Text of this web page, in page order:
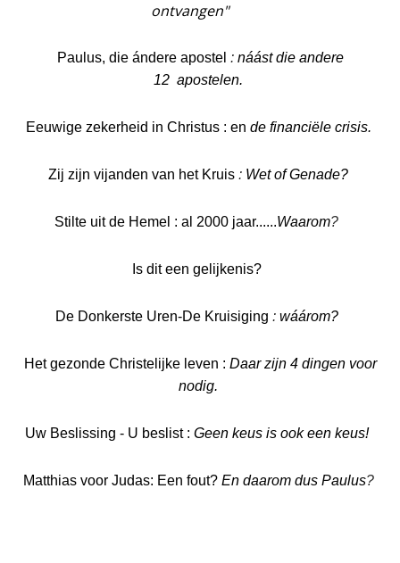
ontvangen"
Paulus, die ándere apostel : náást die andere
12 apostelen.
Eeuwige zekerheid in Christus : en de financiële crisis.
Zij zijn vijanden van het Kruis : Wet of Genade?
Stilte uit de Hemel : al 2000 jaar......Waarom?
Is dit een gelijkenis?
De Donkerste Uren-De Kruisiging :wáárom?
Het gezonde Christelijke leven : Daar zijn 4 dingen voor
nodig.
Uw Beslissing - U beslist : Geen keus is ook een keus!
Matthias voor Judas: Een fout? En daarom dus Paulus?